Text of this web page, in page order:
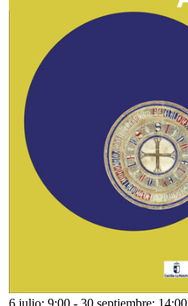
6 julio: 9:00 - 30 septiembre: 14:00